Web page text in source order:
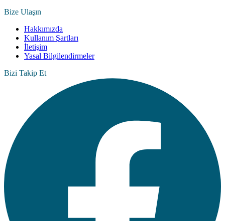
Bize Ulaşın
Hakkımızda
Kullanım Şartları
İletişim
Yasal Bilgilendirmeler
Bizi Takip Et